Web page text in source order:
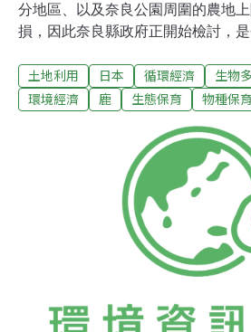
分地區、以及奈良公園周圍的農地
損，因此奈良縣政府正開始檢討，
由於農作物的災情不斷，奈良縣政
家設立專責組織，爭取文化廳的許可
有1000頭鹿棲息此地。而天然紀念
為「奈良市範圍」。出了公園後，
等，也住了許多的鹿群，從縣政府
在山區的鹿比住在公園內的數量還
2008年12月，在奈良市和供奉鹿為
護活動為宗旨的財團法人「奈良鹿
家學者們，設置了「鹿的檢討會」
年度中的檢討會和其它幾位專家學者
土地利用 日本 循環經濟 生物
環境經濟
鹿 生態保育 物種保